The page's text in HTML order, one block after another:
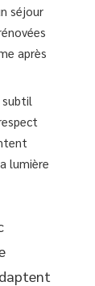
séjour
après
subtil
lumière